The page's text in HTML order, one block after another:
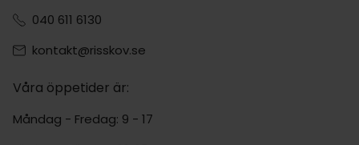
040 611 6130
kontakt@risskov.se
Våra öppetider är:
Måndag - Fredag: 9 - 17